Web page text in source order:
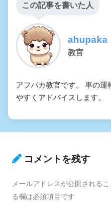
この記事を書いた人
ahupaka
教官
アフパカ教官です。 車の運
やすくアドバイスします。
コメントを残す
メールアドレスが公開されるこ
る欄は必須項目です